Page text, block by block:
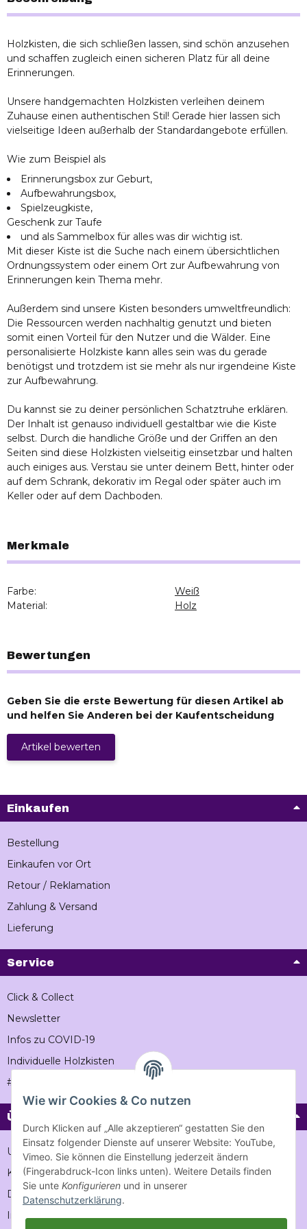
Holzkisten, die sich schließen lassen, sind schön anzusehen
und schaffen zugleich einen sicheren Platz für all deine
Erinnerungen.
Unsere handgemachten Holzkisten verleihen deinem
Zuhause einen authentischen Stil! Gerade hier lassen sich
vielseitige Ideen außerhalb der Standardangebote erfüllen.
Wie zum Beispiel als
Erinnerungsbox zur Geburt,
Aufbewahrungsbox,
Spielzeugkiste,
Geschenk zur Taufe
und als Sammelbox für alles was dir wichtig ist.
Mit dieser Kiste ist die Suche nach einem übersichtlichen
Ordnungssystem oder einem Ort zur Aufbewahrung von
Erinnerungen kein Thema mehr.
Außerdem sind unsere Kisten besonders umweltfreundlich:
Die Ressourcen werden nachhaltig genutzt und bieten
somit einen Vorteil für den Nutzer und die Wälder. Eine
personalisierte Holzkiste kann alles sein was du gerade
benötigst und trotzdem ist sie mehr als nur irgendeine Kiste
zur Aufbewahrung.
Du kannst sie zu deiner persönlichen Schatztruhe erklären.
Der Inhalt ist genauso individuell gestaltbar wie die Kiste
selbst. Durch die handliche Größe und der Griffen an den
Seiten sind diese Holzkisten vielseitig einsetzbar und halten
auch einiges aus. Verstau sie unter deinem Bett, hinter oder
auf dem Schrank, dekorativ im Regal oder später auch im
Keller oder auf dem Dachboden.
Merkmale
Farbe:
Weiß
Material:
Holz
Bewertungen
Geben Sie die erste Bewertung für diesen Artikel ab
und helfen Sie Anderen bei der Kaufentscheidung
Artikel bewerten
Einkaufen
Bestellung
Einkaufen vor Ort
Retour / Reklamation
Zahlung & Versand
Lieferung
Service
Click & Collect
Newsletter
Infos zu COVID-19
Individuelle Holzkisten
#Vintageholzkiste
Über Vintage-holzkiste
Unternehmen
Karriere
Datenschutz
Impressum
Wie wir Cookies & Co nutzen
Durch Klicken auf „Alle akzeptieren“ gestatten Sie den
Einsatz folgender Dienste auf unserer Website: YouTube,
Vimeo. Sie können die Einstellung jederzeit ändern
(Fingerabdruck-Icon links unten). Weitere Details finden
Sie unte Konfigurieren und in unserer
Datenschutzerklärung.